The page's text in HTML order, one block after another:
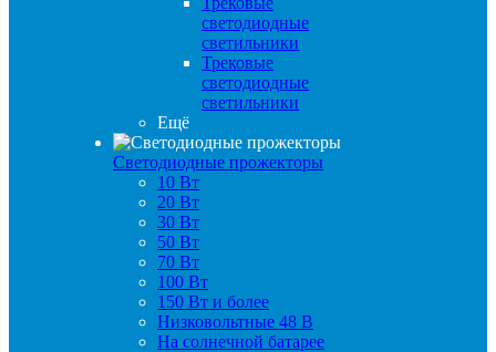
светодиодные
светильники
Трековые
светодиодные
светильники
Ещё
Светодиодные прожекторы
10 Вт
20 Вт
30 Вт
50 Вт
70 Вт
100 Вт
150 Вт и более
Низковольтные 48 В
На солнечной батарее